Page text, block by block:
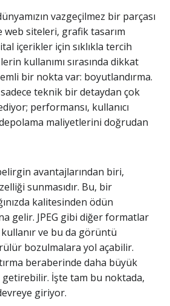
vazgeçilmez bir parçası
web siteleri, grafik tasarım
içerikler için sıklıkla tercih
kullanımı sırasında dikkat
bir nokta var: boyutlandırma.
teknik bir detaydan çok
performansı, kullanıcı
maliyetlerini doğrudan
avantajlarından biri,
sunmasıdır. Bu, bir
kalitesinden ödün
gelir. JPEG gibi diğer formatlar
kullanır ve bu da görüntü
bozulmalara yol açabilir.
beraberinde daha büyük
getirebilir. İşte tam bu noktada,
giriyor.